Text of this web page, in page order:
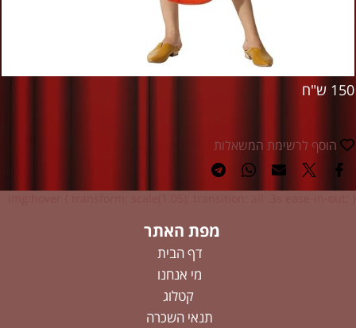
150 ש"ח
הוסף לרשימת המשאלות
מפת האתר
דף הבית
מי אנחנו
קטלוג
תנאי השכרה